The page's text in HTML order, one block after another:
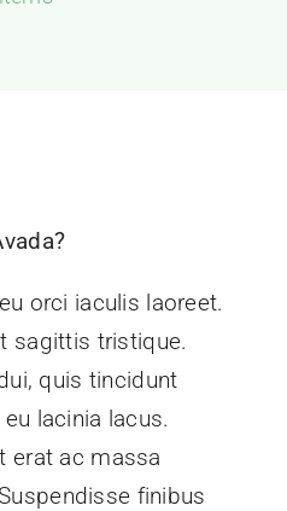
orci iaculis laoreet.
sagittis tristique.
quis tincidunt
lacinia lacus.
erat ac massa
finibus